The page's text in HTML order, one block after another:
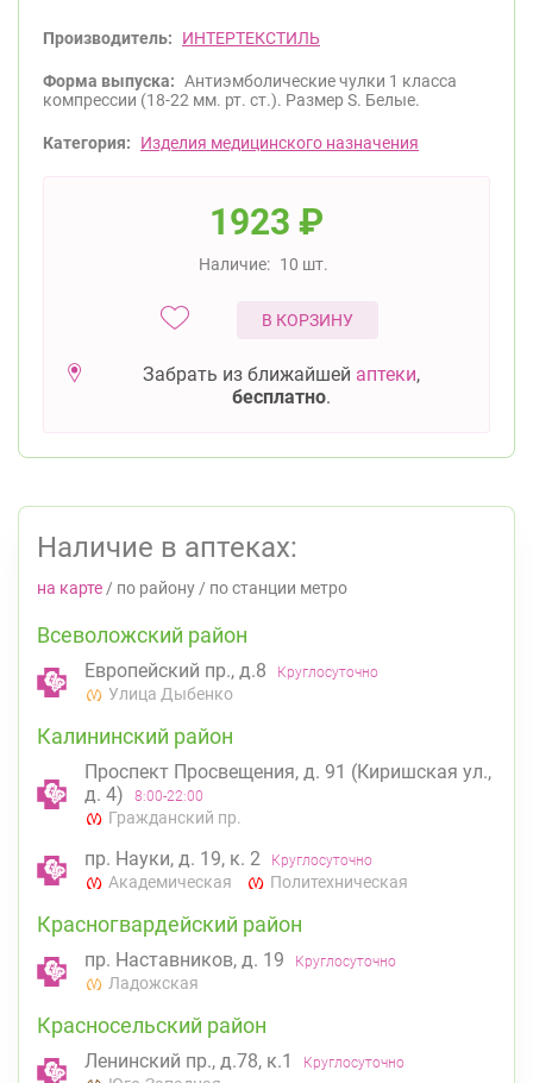
Производитель: ИНТЕРТЕКСТИЛЬ
Форма выпуска: Антиэмболические чулки 1 класса
компрессии (18-22 мм. рт. ст.). Размер S. Белые.
Категория: Изделия медицинского назначения
1923 ₽
Наличие: 10 шт.
В КОРЗИНУ
Забрать из ближайшей аптеки,
бесплатно.
Наличие в аптеках:
на карте / по району / по станции метро
Всеволожский район
Европейский пр., д.8 Круглосуточно
Улица Дыбенко
Калининский район
Проспект Просвещения, д. 91 (Киришская ул.,
д. 4)
8:00-22:00
Гражданский пр.
пр. Науки, д. 19, к. 2 Круглосуточно
Академическая Политехническая
Красногвардейский район
пр. Наставников, д. 19 Круглосуточно
Ладожская
Красносельский район
Ленинский пр., д.78, к.1 Круглосуточно